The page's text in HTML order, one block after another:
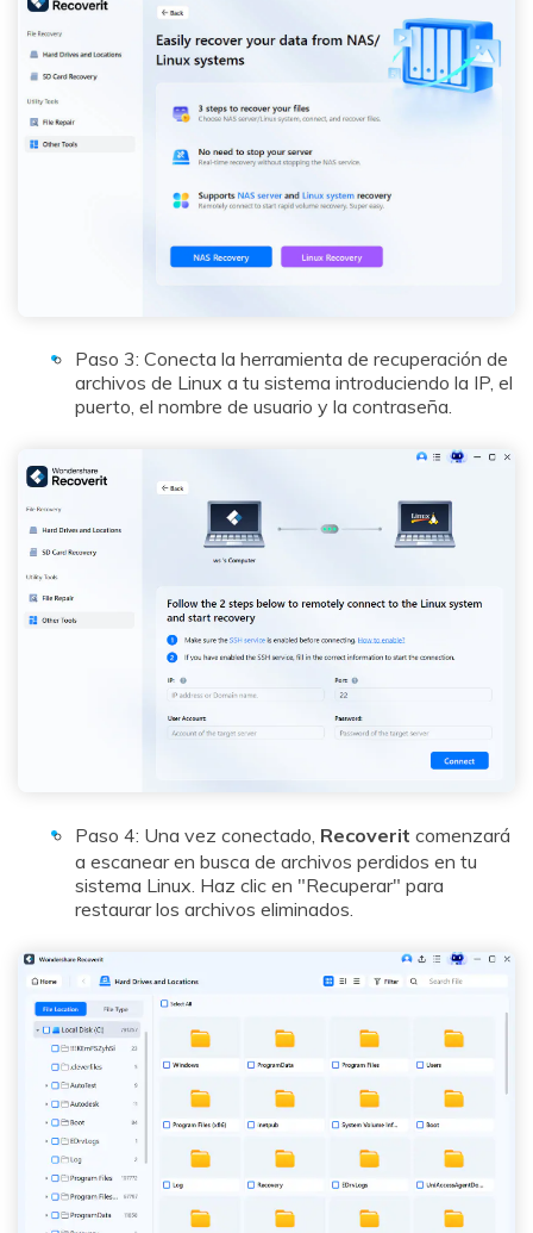
Paso 3: Conecta la herramienta de recuperación de
archivos de Linux a tu sistema introduciendo la IP, el
puerto, el nombre de usuario y la contraseña.
Paso 4: Una vez conectado, Recoverit comenzará
a escanear en busca de archivos perdidos en tu
sistema Linux. Haz clic en "Recuperar" para
restaurar los archivos eliminados.